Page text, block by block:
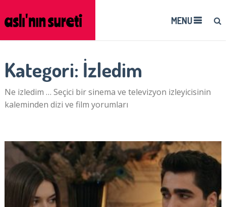
MENU
Kategori: İzledim
Ne izledim … Seçici bir sinema ve televizyon izleyicisinin
kaleminden dizi ve film yorumları